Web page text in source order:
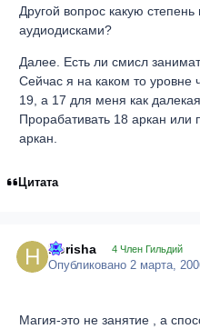
Другой вопрос какую
аудиодисками?
Далее. Есть ли смисл
Сейчас я на каком то уровне
19, а 17 для меня как
Прорабативать 18 аркан или
аркан.
Цитата
Horisha 4 Член Гильдий
Опубликовано2 марта,
Магия-это не занятие , а